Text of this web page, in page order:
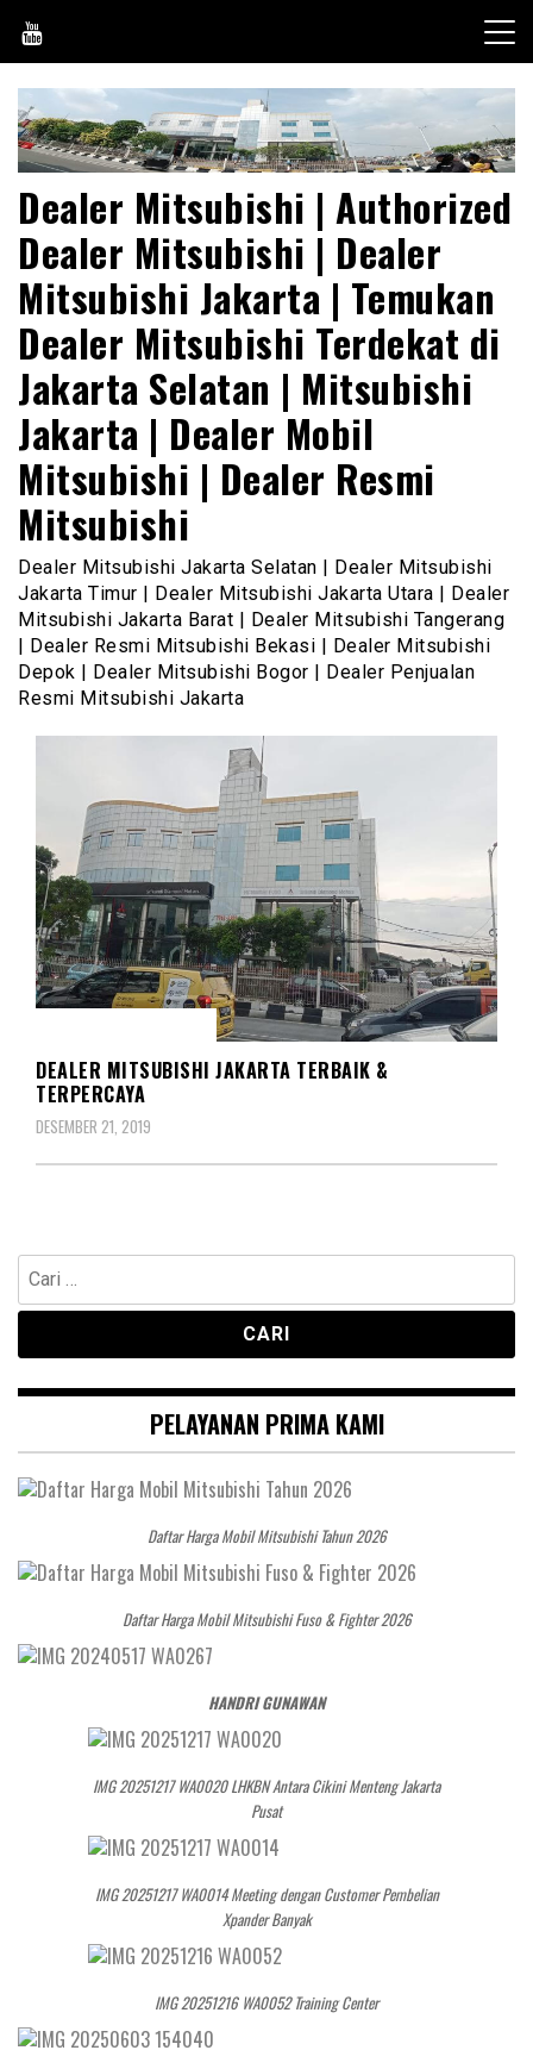
content
Dealer Mitsubishi | Authorized
Dealer Mitsubishi | Dealer
Mitsubishi Jakarta | Temukan
Dealer Mitsubishi Terdekat di
Jakarta Selatan | Mitsubishi
Jakarta | Dealer Mobil
Mitsubishi | Dealer Resmi
Mitsubishi
Dealer Mitsubishi Jakarta Selatan | Dealer Mitsubishi
Jakarta Timur | Dealer Mitsubishi Jakarta Utara | Dealer
Mitsubishi Jakarta Barat | Dealer Mitsubishi Tangerang
| Dealer Resmi Mitsubishi Bekasi | Dealer Mitsubishi
Depok | Dealer Mitsubishi Bogor | Dealer Penjualan
Resmi Mitsubishi Jakarta
DEALER MITSUBISHI JAKARTA TERBAIK &
TERPERCAYA
DESEMBER 21, 2019
Cari
untuk:
PELAYANAN PRIMA KAMI
Daftar Harga Mobil Mitsubishi Tahun 2026
Daftar Harga Mobil Mitsubishi Fuso & Fighter 2026
HANDRI GUNAWAN
IMG 20251217 WA0020 LHKBN Antara Cikini Menteng Jakarta
Pusat
IMG 20251217 WA0014 Meeting dengan Customer Pembelian
Xpander Banyak
IMG 20251216 WA0052 Training Center